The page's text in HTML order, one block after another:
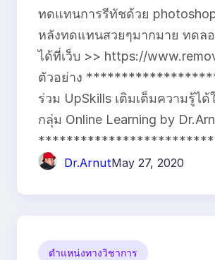
ทดแทนการรีทัชด้วย
หลังทดแทนสวยๆมากมาย ทดล
ได้ที่เว็บ >> https://
ตัวอย่าง
ร่วม UpSkills เติมเต็มความรู้ได้
กลุ่ม Online Learning by
Dr.ArnutMay 27, 2020
ตำแหน่งทางวิชาการ